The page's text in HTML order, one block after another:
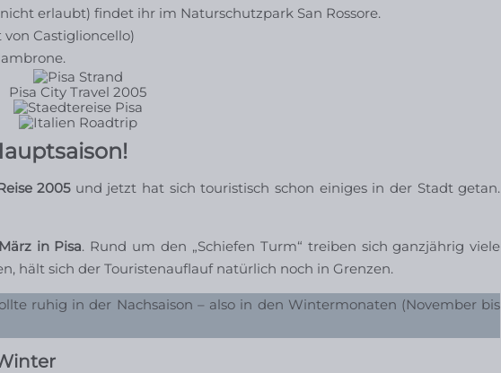
erlaubt) findet ihr im Naturschutzpark San Rossore.
Castiglioncello)
Pisa City Travel 2005
2005und jetzt hat sich touristisch schon einiges in der Stadt getan.
in Pisa. Rund um den „Schiefen Turm“ treiben sich ganzjährig viele
hält sich der Touristenauflauf natürlich noch in Grenzen.
ruhig in der Nachsaison – also in den Wintermonaten (November bis